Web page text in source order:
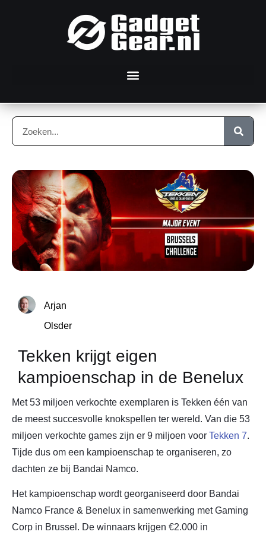
Arjan
Olsder
Tekken krijgt eigen
kampioenschap in de Benelux
Met 53 miljoen verkochte exemplaren is Tekken één van
de meest succesvolle knokspellen ter wereld. Van die 53
miljoen verkochte games zijn er 9 miljoen voor Tekken 7.
Tijde dus om een kampioenschap te organiseren, zo
dachten ze bij Bandai Namco.
Het kampioenschap wordt georganiseerd door Bandai
Namco France & Benelux in samenwerking met Gaming
Corp in Brussel. De winnaars krijgen €2.000 in